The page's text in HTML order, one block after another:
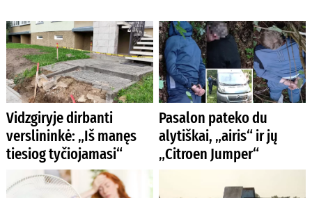
Vidzgiryje dirbanti
verslininkė: „Iš manęs
tiesiog tyčiojamasi“
Pasalon pateko du
alytiškai, „airis“ ir jų
„Citroen Jumper“